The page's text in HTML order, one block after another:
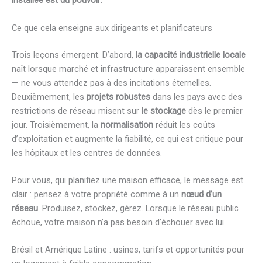
Ce que cela enseigne aux dirigeants et planificateurs
Trois leçons émergent. D’abord, la capacité industrielle locale
naît lorsque marché et infrastructure apparaissent ensemble
— ne vous attendez pas à des incitations éternelles.
Deuxièmement, les projets robustes dans les pays avec des
restrictions de réseau misent sur le stockage dès le premier
jour. Troisièmement, la normalisation réduit les coûts
d’exploitation et augmente la fiabilité, ce qui est critique pour
les hôpitaux et les centres de données.
Pour vous, qui planifiez une maison efficace, le message est
clair : pensez à votre propriété comme à un nœud d’un
réseau. Produisez, stockez, gérez. Lorsque le réseau public
échoue, votre maison n’a pas besoin d’échouer avec lui.
Brésil et Amérique Latine : usines, tarifs et opportunités pour